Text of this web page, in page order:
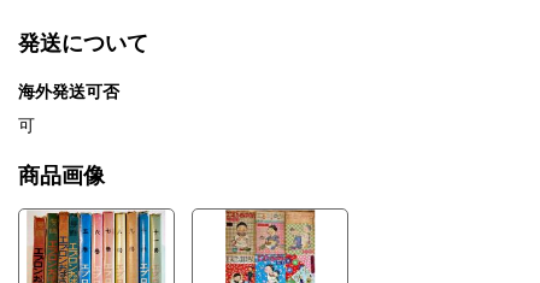
発送について
海外発送可否
可
商品画像